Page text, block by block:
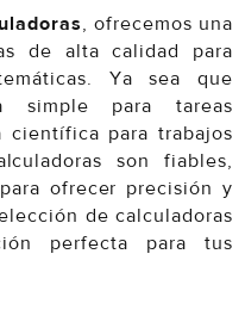
, ofrecemos una
de alta calidad para
Ya sea que
simple para tareas
científica para trabajos
son fiables,
ofrecer precisión y
de calculadoras
perfecta para tus